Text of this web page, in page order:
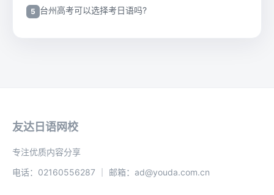
台州高考可以选择考日语吗?
友达日语网校
专注优质内容分享
电话：02160556287 ｜ 邮箱：ad@youda.com.cn